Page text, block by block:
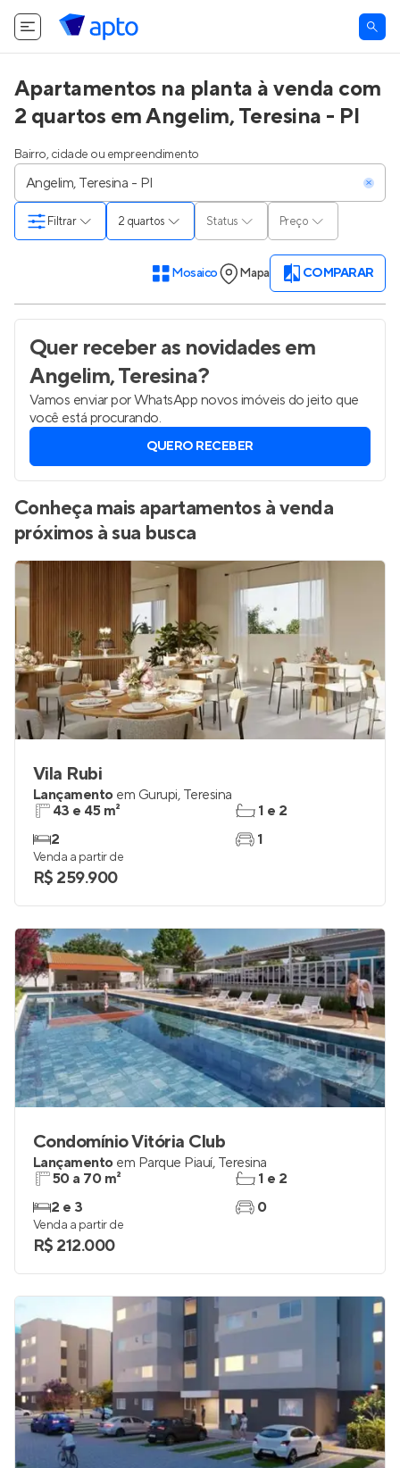
Apartamentos na planta à venda com
2 quartos em Angelim, Teresina - PI
Bairro, cidade ou empreendimento
2 quartos Status Preço
Filtrar
Mosaico Mapa COMPARAR
Quer receber as novidadesem
Angelim, Teresina?
Vamos enviar por WhatsApp novos imóveis do jeito que
você está procurando.
QUERO RECEBER
Conheça mais apartamentos à venda
próximos à sua busca
Vila Rubi
Lançamento em Gurupi, Teresina
43 e 45 m²
2
1 e 2
1
Venda a partir de
R$ 259.900
Condomínio Vitória Club
Lançamento em Parque Piauí, Teresina
50 a 70 m²
2 e 3
1 e 2
0
Venda a partir de
R$ 212.000